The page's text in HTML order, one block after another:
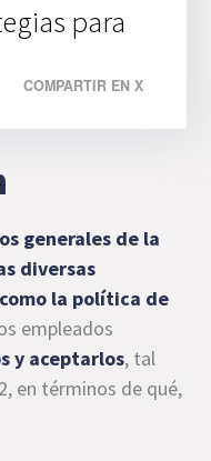
para
COMPARTIR EN X
generales de la
diversas
la política de
empleados
y aceptarlos, tal
en términos de qué,